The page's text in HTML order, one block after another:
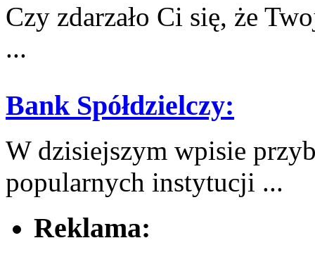
Czy zdarzało Ci się, że
...
Bank Spółdzielczy:
W dzisiejszym wpisie
popularnych instytucji ...
Reklama: